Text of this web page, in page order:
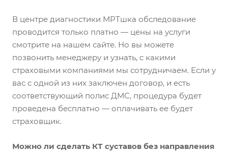
В центре диагностики МРТшка обследование
проводится только платно — цены на услуги
смотрите на нашем сайте. Но вы можете
позвонить менеджеру и узнать, с какими
страховыми компаниями мы сотрудничаем. Если у
вас с одной из них заключен договор, и есть
соответствующий полис ДМС, процедура будет
проведена бесплатно — оплачивать ее будет
страховщик.
Можно ли сделать КТ суставов без направления